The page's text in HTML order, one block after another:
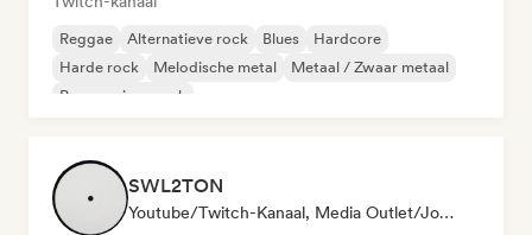
Reggae Alternatieve rock Blues
Hardcore
Harde rock
Melodische metal
Metaal / Zwaar metaal
Progressieve rock
SWL2TON
Youtube/Twitch-Kanaal, Media Outlet/Journalist